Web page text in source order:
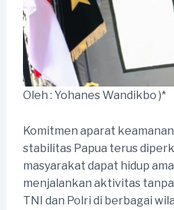
Oleh : Yohanes Wandikbo )*
Komitmen aparat
stabilitas Papua terus
masyarakat dapat hidup
menjalankan aktivitas
TNI dan Polri di berbagai